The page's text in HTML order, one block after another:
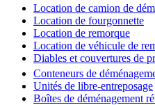
Location de camion de
Location de fourgonnette
Location de remorque
Location de véhicule de
Diables et couvertures de
Conteneurs de
Unités de libre-entreposage
Boîtes de déménagement